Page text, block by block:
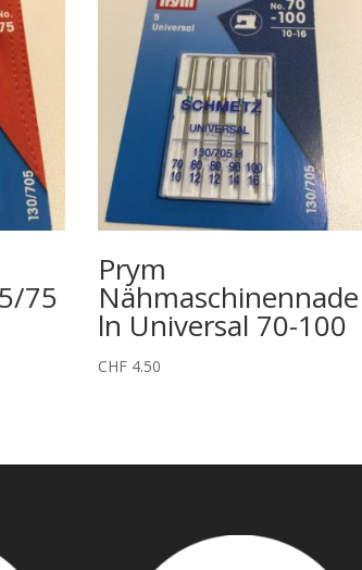
75
Prym
Nähmaschinennade
ln Universal 70-100
CHF 4.50